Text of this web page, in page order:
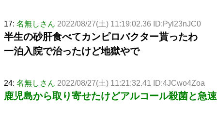
17: 名無しさん 2022/08/27(土) 11:19:02.36 ID:Pyl23nJC0
半生の砂肝食べてカンピロバクター貰ったわ
一泊入院で治ったけど地獄やで
24: 名無しさん 2022/08/27(土) 11:21:32.41 ID:4JCwo4Zoa
鹿児島から取り寄せたけどアルコール殺菌と急